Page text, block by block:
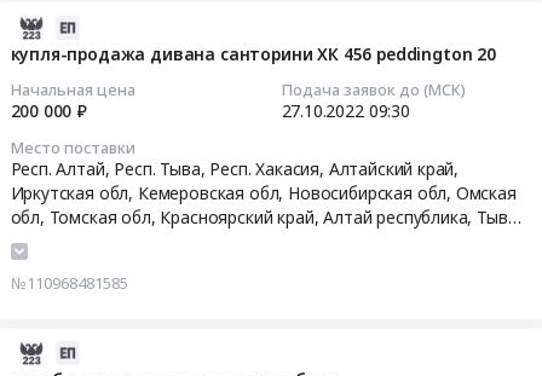
купля-продажа дивана санторини ХК 456 peddington 20
Начальная цена
200 000 ₽
Подача заявок до (МСК)
27.10.2022 09:30
Место поставки
Респ. Алтай, Респ. Тыва, Респ. Хакасия, Алтайский край,
Иркутская обл, Кемеровская обл, Новосибирская обл, Омская
обл, Томская обл, Красноярский край,Алтай республика, Тыва
республика
область
Омская область
№110968481585